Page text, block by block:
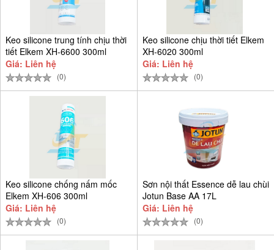
Keo silicone trung tính chịu thời
tiết Elkem XH-6600 300ml
Giá: Liên hệ
(0)
Keo silicone chịu thời tiết Elkem
XH-6020 300ml
Giá: Liên hệ
(0)
Keo silicone chống nấm mốc
Elkem XH-606 300ml
Giá: Liên hệ
(0)
Sơn nội thất Essence dễ lau chùi
Jotun Base AA 17L
Giá: Liên hệ
(0)